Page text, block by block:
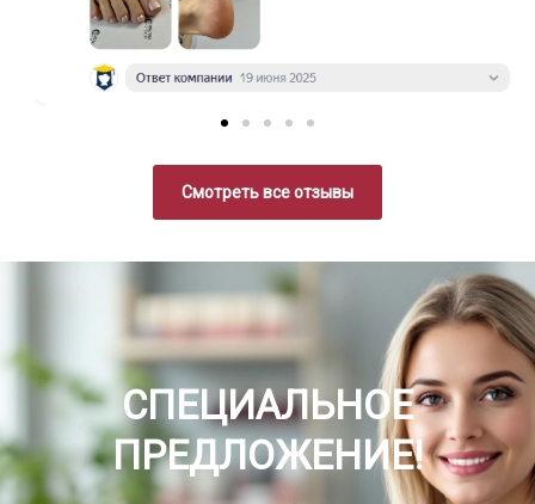
Смотреть все отзывы
СПЕЦИАЛЬНОЕ
ПРЕДЛОЖЕНИЕ!